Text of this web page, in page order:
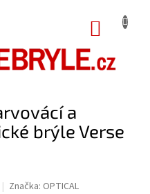
a
brýle Verse
Značka: OPTICAL